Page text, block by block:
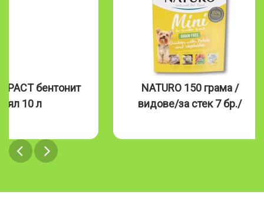
бентонит
бял 10 л
NATURO 150 грама /
видове/за стек 7 бр./